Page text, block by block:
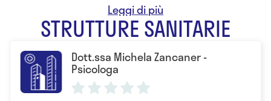
- Laurea in Psicologia (Iusve)
- Specializzazione in psicoterapia (Aetos Venezia)
secondo un modello Analitico Transazionale
integrato
STRUTTURE SANITARIE
Dott.ssa Michela Zancaner -
Psicologa